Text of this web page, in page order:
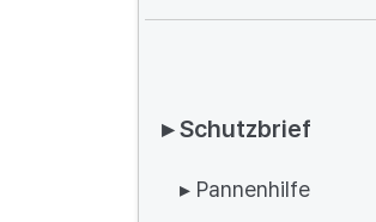
▸ Schutzbrief
▸ Pannenhilfe